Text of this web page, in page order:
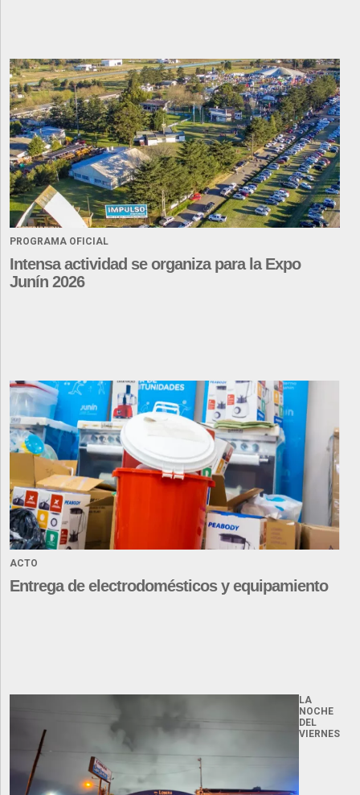
PROGRAMA OFICIAL
Intensa actividad se organiza para la Expo
Junín 2026
ACTO
Entrega de electrodomésticos y equipamiento
LA
NOCHE
DEL
VIERNES